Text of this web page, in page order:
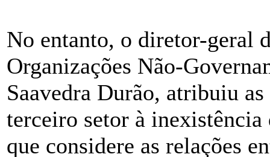
No entanto, o diretor-geral
Organizações Não-
Saavedra Durão, atribuiu
terceiro setor à
que considere as relações